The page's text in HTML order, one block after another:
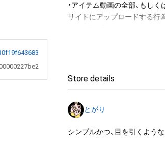
・アイテム動画の全部、もし
サイトにアップロードする行
・アイテムの画像を使用して
・アイテム画像を使用した二次
アイテムに関する注意事項
みますがこれらに限られませ
Store details
とがり
シンプルかつ、目を引くよう